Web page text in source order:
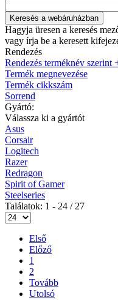
Hagyja üresen a keresés
vagy írja be a keresett
Rendezés
Rendezés terméknév szerint
Termék megnevezése
Termék cikkszám
Sorrend
Gyártó:
Válassza ki a gyártót
Asus
Corsair
Logitech
Razer
Redragon
Spirit of Gamer
Steelseries
Találatok: 1 - 24 / 27
Első
Előző
1
2
Tovább
Utolsó